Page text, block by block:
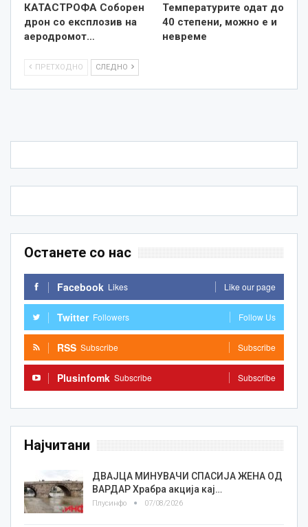
КАТАСТРОФА Соборен
дрон со експлозив на
аеродромот…
Температурите одат до
40 степени, можно е и
невреме
ПРЕТХОДНО СЛЕДНО
Останете со нас
Facebook Likes Like our page
Twitter Followers Follow Us
RSS Subscribe Subscribe
Plusinfomk Subscribe Subscribe
Најчитани
ДВАЈЦА МИНУВАЧИ СПАСИЈА ЖЕНА ОД
ВАРДАР Храбра акција кај…
Плусинфо 07/08/2026